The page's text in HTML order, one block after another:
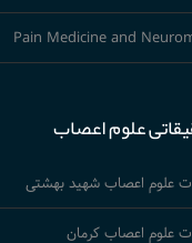
Pain Medicine and
علوم اعصاب
علوم اعصاب شهید بهشتی
علوم اعصاب کرمان